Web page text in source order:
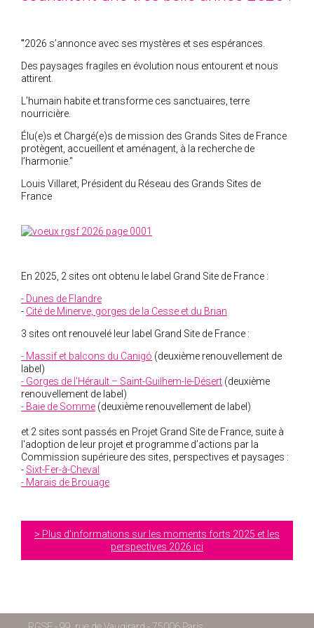
2015
2014
2012
2013
2011
2010
2009
2007
2005
2004
"2026 s’annonce avec ses mystères et ses espérances.
Des paysages fragiles en évolution nous entourent et nous
attirent.
L’humain habite et transforme ces sanctuaires, terre
nourricière.
Élu(e)s et Chargé(e)s de mission des Grands Sites de France
protègent, accueillent et aménagent, à la recherche de
l’harmonie."
Louis Villaret, Président du Réseau des Grands Sites de
France
En 2025, 2 sites ont obtenu le label Grand Site de France :
- Dunes de Flandre
- Cité de Minerve, gorges de la Cesse et du Brian
3 sites ont renouvelé leur label Grand Site de France :
- Massif et balcons du Canigó (deuxième renouvellement de
label)
- Gorges de l'Hérault – Saint-Guilhem-le-Désert (deuxième
renouvellement de label)
- Baie de Somme (deuxième renouvellement de label)
et 2 sites sont passés en Projet Grand Site de France, suite à
l'adoption de leur projet et programme d’actions par la
Commission supérieure des sites, perspectives et paysages :
- Sixt-Fer-à-Cheval
- Marais de Brouage
Plus d'informations sur les moments forts 2025 et les
perspectives 2026 ici